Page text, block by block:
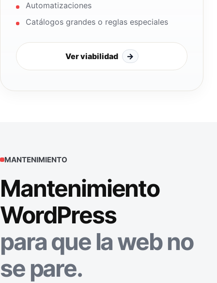
Automatizaciones
Catálogos grandes o reglas especiales
Ver viabilidad →
MANTENIMIENTO
Mantenimiento
WordPress
para que la web no
se pare.